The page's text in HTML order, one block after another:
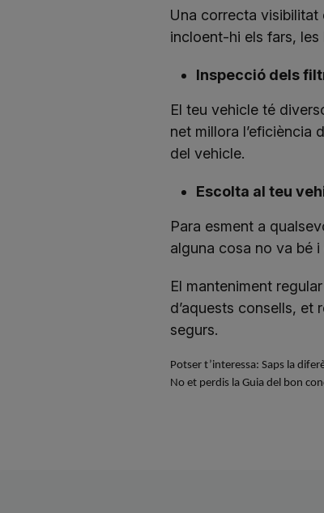
Una correcta visibilitat
incloent-hi els fars, les
Inspecció dels
El teu vehicle té
net millora l’eficiència
del vehicle.
Escolta al teu
Para esment a
alguna cosa no va bé
El manteniment
d’aquests consells, et
segurs.
Potser t’interessa: Saps la
No et perdis la Guia del bon